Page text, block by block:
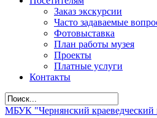
Заказ экскурсии
Часто задаваемые
Фотовыставка
План работы музея
Проекты
Платные услуги
Контакты
МБУК "Чернянский